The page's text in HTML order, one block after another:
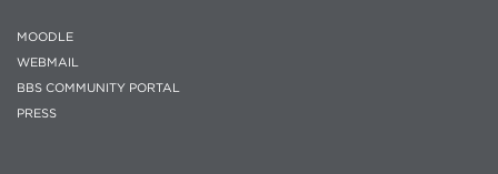
MOODLE
WEBMAIL
BBS COMMUNITY PORTAL
PRESS